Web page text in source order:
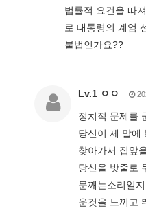
법률적 요건을 따
로 대통령의 계엄
불법인가요??
Lv.1 ㅇㅇ
정치적 문제를
당신이 제 말에
찾아가서 집앞
당신을 밧줄로
문깨는소리일
운것을 느끼고